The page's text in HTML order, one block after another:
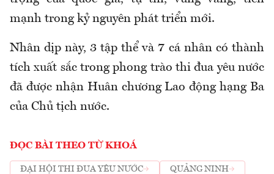
mạnh trong kỷ nguyên phát triển mới.
Nhân dịp này, 3 tập thể và 7 cá nhân có thành
tích xuất sắc trong phong trào thi đua yêu nước
đã được nhận Huân chương Lao động hạng Ba
của Chủ tịch nước.
ĐỌC BÀI THEO TỪ KHOÁ
ĐẠI HỘI THI ĐUA YÊU NƯỚC QUẢNG NINH